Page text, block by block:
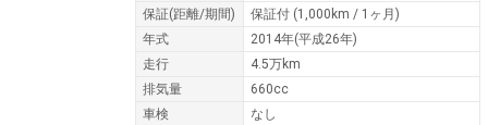
保証(距離/期間) 保証付 (1,000km / 1ヶ月)
年式
2014年(平成26年)
走行
4.5万km
排気量
660cc
車検
なし